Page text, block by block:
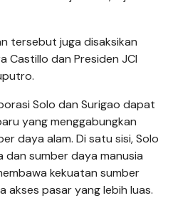
tersebut juga disaksikan
Castillo dan Presiden JCI
Solo dan Surigao dapat
yang menggabungkan
daya alam. Di satu sisi, Solo
sumber daya manusia
kekuatan sumber
pasar yang lebih luas.